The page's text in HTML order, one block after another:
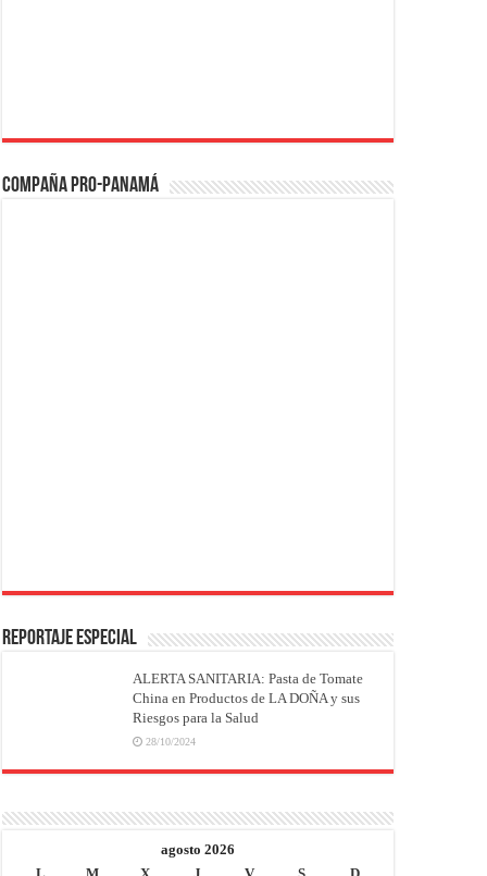
Compaña PRO-Panamá
REPORTAJE ESPECIAL
ALERTA SANITARIA: Pasta de Tomate
China en Productos de LA DOÑA y sus
Riesgos para la Salud
28/10/2024
agosto 2026